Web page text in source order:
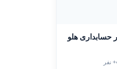
حسابداری هلو